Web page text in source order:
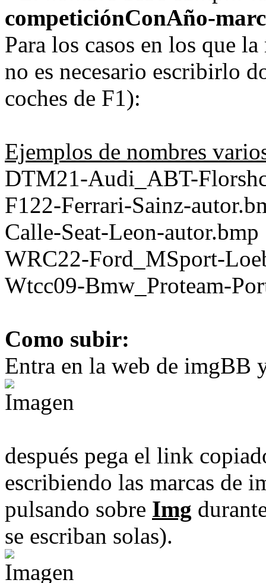
competiciónConAño-
Para los casos en los que
no es necesario escribirlo
coches de F1):
Ejemplos de nombres
DTM21-Audi_ABT-
F122-Ferrari-Sainz-
Calle-Seat-Leon-autor.bmp
WRC22-Ford_MSport-
Wtcc09-Bmw_Proteam-
Como subir:
Entra en la web de imgBB
después pega el link
escribiendo las marcas de
pulsando sobre Img
se escriban solas).